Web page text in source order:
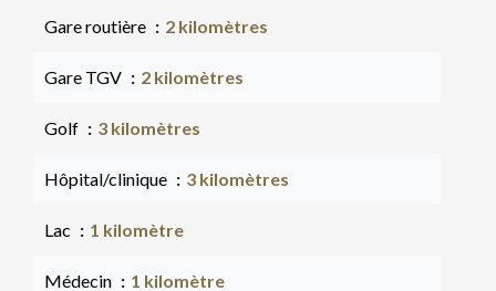
Gare routière 2 kilomètres
Gare TGV 2 kilomètres
Golf 3 kilomètres
Hôpital/clinique 3 kilomètres
Lac 1 kilomètre
Médecin 1 kilomètre